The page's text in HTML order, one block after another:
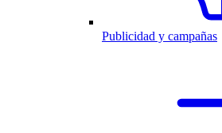
Publicidad y campañas